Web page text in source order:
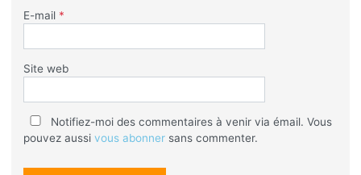
E-mail *
Site web
Notifiez-moi des commentaires à venir via émail. Vous
pouvez aussi vous abonnersans commenter.